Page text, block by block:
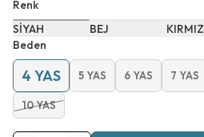
Renk
SİYAH
BEJ
Beden
4 YAS 5 YAS 6 YAS 7 YAS
10 YAS